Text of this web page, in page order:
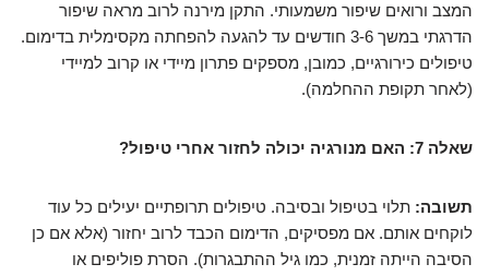
המצב ורואים שיפור משמעותי. התקן מירנה לרוב מראה שיפור
הדרגתי במשך 3-6 חודשים עד להגעה להפחתה מקסימלית בדימום.
טיפולים כירורגיים, כמובן, מספקים פתרון מיידי או קרוב למיידי
(לאחר תקופת ההחלמה).
שאלה 7: האם מנורגיה יכולה לחזור אחרי טיפול?
תשובה: תלוי בטיפול ובסיבה. טיפולים תרופתיים יעילים כל עוד
לוקחים אותם. אם מפסיקים, הדימום הכבד לרוב יחזור (אלא אם כן
הסיבה הייתה זמנית, כמו גיל ההתבגרות). הסרת פוליפים או